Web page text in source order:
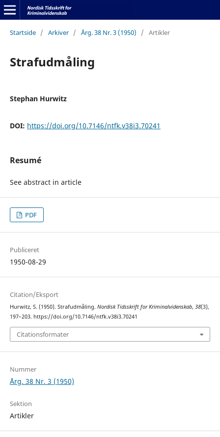
Startside / Arkiver / Årg. 38 Nr. 3 (1950) / Artikler
Strafudmåling
Stephan Hurwitz
DOI: https://doi.org/10.7146/ntfk.v38i3.70241
Resumé
See abstract in article
PDF
Publiceret
1950-08-29
Citation/Eksport
Hurwitz, S. (1950). Strafudmåling. Nordisk Tidsskrift for Kriminalvidenskab, 38(3),
197–203. https://doi.org/10.7146/ntfk.v38i3.70241
Citationsformater
Nummer
Årg. 38 Nr. 3 (1950)
Sektion
Artikler